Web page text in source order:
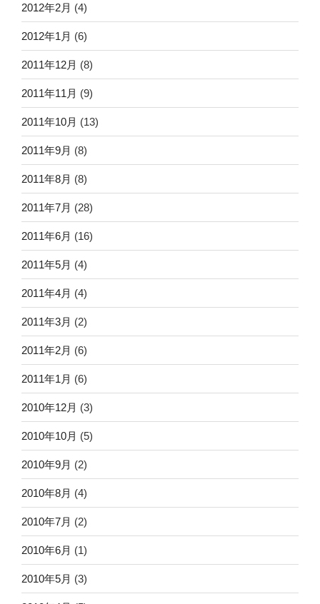
2012年2月 (4)
2012年1月 (6)
2011年12月 (8)
2011年11月 (9)
2011年10月 (13)
2011年9月 (8)
2011年8月 (8)
2011年7月 (28)
2011年6月 (16)
2011年5月 (4)
2011年4月 (4)
2011年3月 (2)
2011年2月 (6)
2011年1月 (6)
2010年12月 (3)
2010年10月 (5)
2010年9月 (2)
2010年8月 (4)
2010年7月 (2)
2010年6月 (1)
2010年5月 (3)